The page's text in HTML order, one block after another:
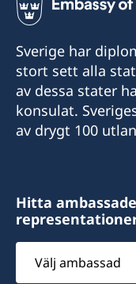
Sverige har
stort sett alla
av dessa stater
konsulat.
av drygt 100
Hitta
Välj
ambassad